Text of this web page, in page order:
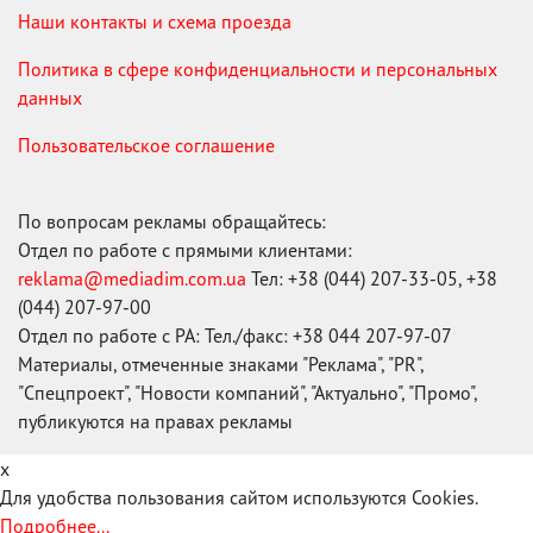
Наши контакты и схема проезда
Политика в сфере конфиденциальности и персональных
данных
Пользовательское соглашение
По вопросам рекламы обращайтесь:
Отдел по работе с прямыми клиентами:
reklama@mediadim.com.ua Тел: +38 (044) 207-33-05, +38
(044) 207-97-00
Отдел по работе с РА: Тел./факс: +38 044 207-97-07
Материалы, отмеченные знаками "Реклама", "PR",
"Спецпроект", "Новости компаний", "Актуально", "Промо",
публикуются на правах рекламы
x
Для удобства пользования сайтом используются Cookies.
Подробнее...